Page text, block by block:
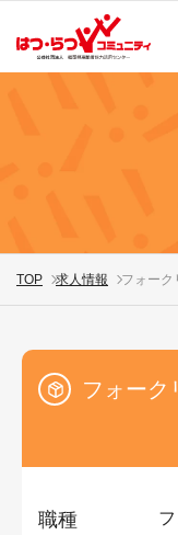
TOP 求人情報 フォーク
フォーク
職種